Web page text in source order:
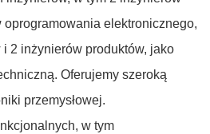
elektronicznego,
2 inżynierów produktów, jako
Oferujemy szeroką
przemysłowej.
w tym